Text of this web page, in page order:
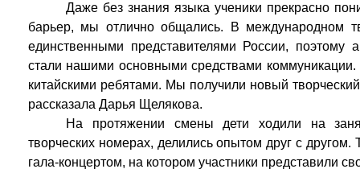
Даже без знания языка ученики прекрасно
барьер, мы отлично общались. В международном
единственными представителями России, поэтому
стали нашими основными средствами
китайскими ребятами. Мы получили новый
рассказала Дарья Щелякова.
На протяжении смены дети ходили на
творческих номерах, делились опытом друг с
гала-концертом, на котором участники представили